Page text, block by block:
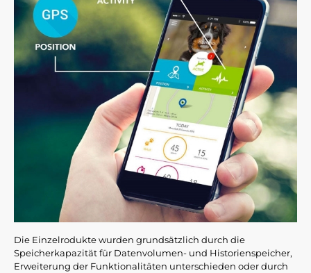
Die Einzelrodukte wurden grundsätzlich durch die
Speicherkapazität für Datenvolumen- und Historienspeicher,
Erweiterung der Funktionalitäten unterschieden oder durch